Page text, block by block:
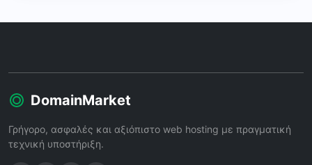
DomainMarket
Γρήγορο, ασφαλές και αξιόπιστο web hosting με πραγματική
τεχνική υποστήριξη.